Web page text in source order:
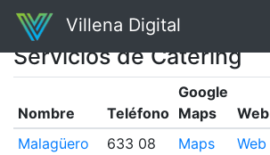
Villena Digital
Servicios de Catering
Nombre Teléfono
Google
Maps
Web
Malagüero
633 08
Maps Web